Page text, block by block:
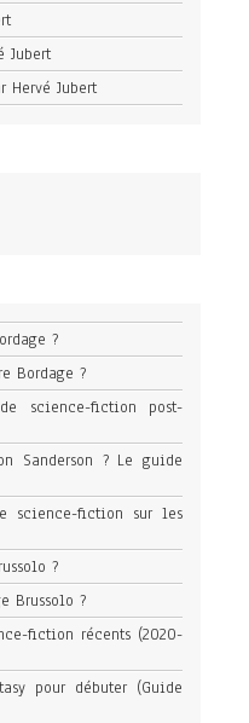
Jubert
Hervé Jubert
?
Bordage ?
science-fiction post-
Sanderson ? Le guide
science-fiction sur les
?
Brussolo ?
fiction récents (2020-
pour débuter (Guide